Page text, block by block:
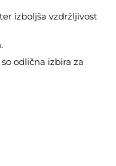
izboljša vzdržljivost
odlična izbira za